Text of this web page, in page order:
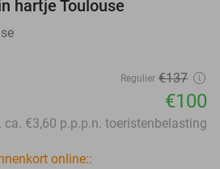
hartje Toulouse
Regulier €137
€100
ca. €3,60 p.p.p.n. toeristenbelasting
online::